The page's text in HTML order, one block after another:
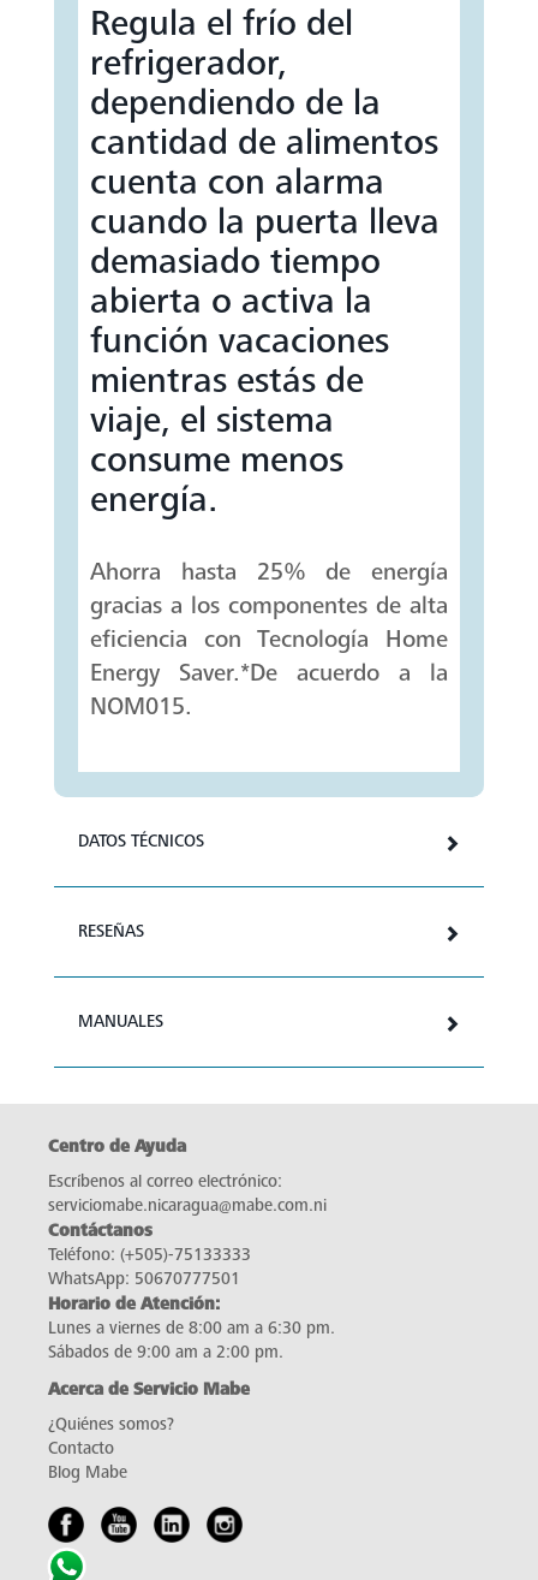
Regula el frío del
refrigerador,
dependiendo de la
cantidad de alimentos
cuenta con alarma
cuando la puerta lleva
demasiado tiempo
abierta o activa la
función vacaciones
mientras estás de
viaje, el sistema
consume menos
energía.
Ahorra hasta 25% de energía
gracias a los componentes de alta
eficiencia con Tecnología Home
Energy Saver.*De acuerdo a la
NOM015.
DATOS TÉCNICOS
RESEÑAS
MANUALES
Centro de Ayuda
Escríbenos al correo electrónico:
serviciomabe.nicaragua@mabe.com.ni
Contáctanos
Teléfono: (+505)-75133333
WhatsApp: 50670777501
Horario de Atención:
Lunes a viernes de 8:00 am a 6:30 pm.
Sábados de 9:00 am a 2:00 pm.
Acerca de Servicio Mabe
¿Quiénes somos?
Contacto
Blog Mabe